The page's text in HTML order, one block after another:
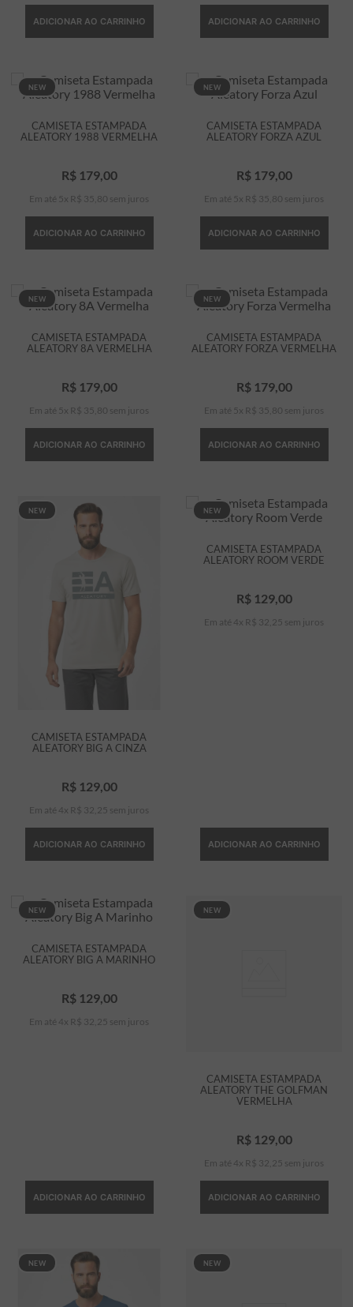
ADICIONAR AO CARRINHO ADICIONAR AO CARRINHO
NEW
CAMISETA ESTAMPADA
ALEATORY 1988 VERMELHA
R$ 179, 00
Em até 5 x R$ 35 80 sem juros
ADICIONAR AO CARRINHO
NEW
CAMISETA ESTAMPADA
ALEATORY FORZA AZUL
R$ 179, 00
Em até 5 x R$ 35 80 sem juros
ADICIONAR AO CARRINHO
NEW
CAMISETA ESTAMPADA
ALEATORY 8A VERMELHA
R$ 179, 00
Em até 5 x R$ 35 80 sem juros
ADICIONAR AO CARRINHO
NEW
CAMISETA ESTAMPADA
ALEATORY FORZA VERMELHA
R$ 179, 00
Em até 5 x R$ 35 80 sem juros
ADICIONAR AO CARRINHO
NEW
CAMISETA ESTAMPADA
ALEATORY BIG A CINZA
R$ 129,00
Em até 4 x R$ 32 25 sem juros
ADICIONAR AO CARRINHO
NEW
CAMISETA ESTAMPADA
ALEATORY ROOM VERDE
R$ 129, 00
Em até 4 x R$ 32 25 sem juros
ADICIONAR AO CARRINHO
NEW
CAMISETA ESTAMPADA
ALEATORY BIG A MARINHO
R$ 129,00
Em até 4 x R$ 32 25 sem juros
ADICIONAR AO CARRINHO
NEW
CAMISETA ESTAMPADA
ALEATORY THE GOLFMAN
VERMELHA
R$ 129,00
Em até 4 x R$ 32 25 sem juros
ADICIONAR AO CARRINHO
NEW NEW